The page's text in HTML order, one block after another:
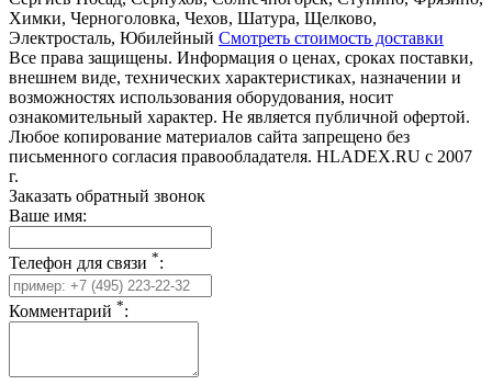
Химки, Черноголовка, Чехов, Шатура, Щелково,
Электросталь, Юбилейный Смотреть стоимость доставки
Все права защищены. Информация о ценах, сроках поставки,
внешнем виде, технических характеристиках, назначении и
возможностях использования оборудования, носит
ознакомительный характер. Не является публичной офертой.
Любое копирование материалов сайта запрещено без
письменного согласия правообладателя. HLADEX.RU c 2007
г.
Заказать обратный звонок
Ваше имя:
Телефон для связи *:
Комментарий *: